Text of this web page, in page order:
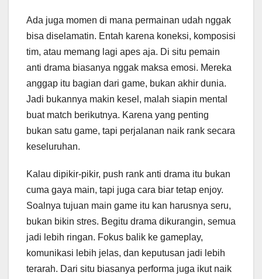
Ada juga momen di mana permainan udah nggak
bisa diselamatin. Entah karena koneksi, komposisi
tim, atau memang lagi apes aja. Di situ pemain
anti drama biasanya nggak maksa emosi. Mereka
anggap itu bagian dari game, bukan akhir dunia.
Jadi bukannya makin kesel, malah siapin mental
buat match berikutnya. Karena yang penting
bukan satu game, tapi perjalanan naik rank secara
keseluruhan.
Kalau dipikir-pikir, push rank anti drama itu bukan
cuma gaya main, tapi juga cara biar tetap enjoy.
Soalnya tujuan main game itu kan harusnya seru,
bukan bikin stres. Begitu drama dikurangin, semua
jadi lebih ringan. Fokus balik ke gameplay,
komunikasi lebih jelas, dan keputusan jadi lebih
terarah. Dari situ biasanya performa juga ikut naik